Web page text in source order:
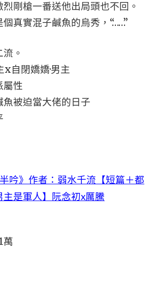
剛槍一番送他出局頭也不回。
真實混子鹹魚的烏秀，“……”
。
自閉嬌嬌·男主
性
被迫當大佬的日子
半吟》作者：弱水千流【短篇＋都
主是軍人】阮念初x厲騰
萬